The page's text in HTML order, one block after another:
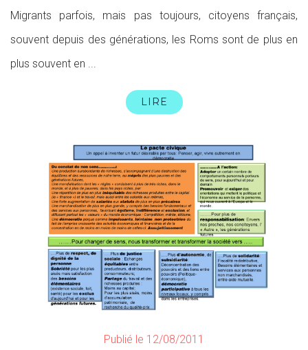
Migrants parfois, mais pas toujours, citoyens français,
souvent depuis des générations, les Roms sont de plus en
plus souvent en ...
LIRE
Publié le 12/08/2011